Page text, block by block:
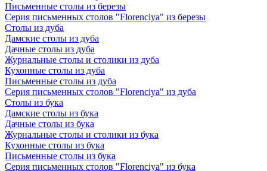
Письменные столы из березы
Серия письменных столов "Florenciya" из березы
Столы из дуба
Дамские столы из дуба
Дачные столы из дуба
Журнальные столы и столики из дуба
Кухонные столы из дуба
Письменные столы из дуба
Серия письменных столов "Florenciya" из дуба
Столы из бука
Дамские столы из бука
Дачные столы из бука
Журнальные столы и столики из бука
Кухонные столы из бука
Письменные столы из бука
Серия письменных столов "Florenciya" из бука